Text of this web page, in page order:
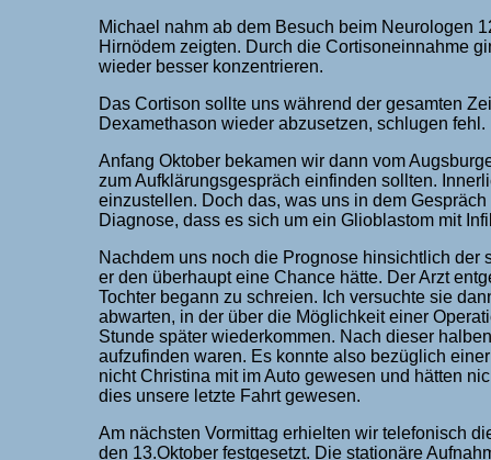
Michael nahm ab dem Besuch beim Neurologen
Hirnödem zeigten. Durch die Cortisoneinnahme
wieder besser konzentrieren.
Das Cortison sollte uns während der gesamten
Dexamethason wieder abzusetzen, schlugen fehl.
Anfang Oktober bekamen wir dann vom
zum Aufklärungsgespräch einfinden sollten.
einzustellen. Doch das, was uns in dem
Diagnose, dass es sich um ein Glioblastom mit
Nachdem uns noch die Prognose hinsichtlich
er den überhaupt eine Chance hätte. Der Arzt
Tochter begann zu schreien. Ich versuchte sie
abwarten, in der über die Möglichkeit einer
Stunde später wiederkommen. Nach dieser
aufzufinden waren. Es konnte also bezüglich
nicht Christina mit im Auto gewesen und hätten
dies unsere letzte Fahrt gewesen.
Am nächsten Vormittag erhielten wir telefonisch
den 13.Oktober festgesetzt. Die stationäre